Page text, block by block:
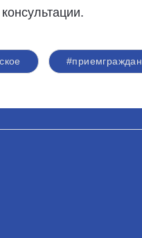
#приемграждан